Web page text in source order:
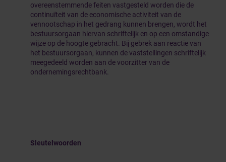
overeenstemmende feiten vastgesteld worden die de
continuïteit van de economische activiteit van de
vennootschap in het gedrang kunnen brengen, wordt het
bestuursorgaan hiervan schriftelijk en op een omstandige
wijze op de hoogte gebracht. Bij gebrek aan reactie van
het bestuursorgaan, kunnen de vaststellingen schriftelijk
meegedeeld worden aan de voorzitter van de
ondernemingsrechtbank.
Sleutelwoorden